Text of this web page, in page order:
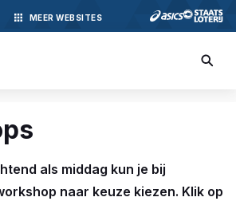
MEER WEBSITES
als middag kun je bij
naar keuze kiezen. Klik op